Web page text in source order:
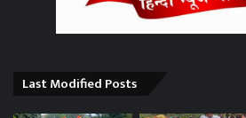
Last Modified Posts